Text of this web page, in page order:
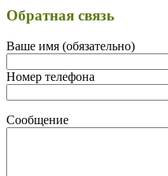
Обратная связь
Ваше имя (обязательно)
Номер телефона
Сообщение